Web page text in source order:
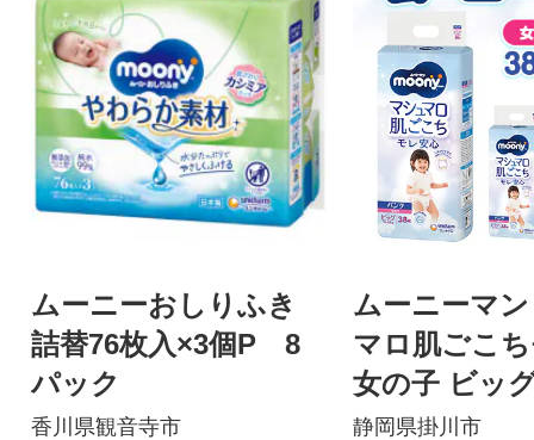
ムーニーおしりふき
詰替76枚入×3個P 8
パック
香川県観音寺市
ムーニーマ
マロ肌ごこ
女の子 ビッ
パック 紙お
静岡県掛川市